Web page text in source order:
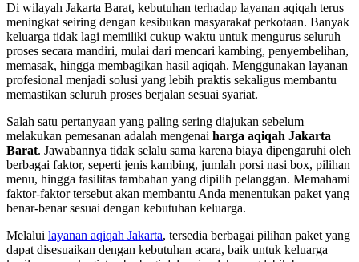
Di wilayah Jakarta Barat, kebutuhan terhadap layanan aqiqah terus
meningkat seiring dengan kesibukan masyarakat perkotaan. Banyak
keluarga tidak lagi memiliki cukup waktu untuk mengurus seluruh
proses secara mandiri, mulai dari mencari kambing, penyembelihan,
memasak, hingga membagikan hasil aqiqah. Menggunakan layanan
profesional menjadi solusi yang lebih praktis sekaligus membantu
memastikan seluruh proses berjalan sesuai syariat.
Salah satu pertanyaan yang paling sering diajukan sebelum
melakukan pemesanan adalah mengenai harga aqiqah Jakarta
Barat. Jawabannya tidak selalu sama karena biaya dipengaruhi oleh
berbagai faktor, seperti jenis kambing, jumlah porsi nasi box, pilihan
menu, hingga fasilitas tambahan yang dipilih pelanggan. Memahami
faktor-faktor tersebut akan membantu Anda menentukan paket yang
benar-benar sesuai dengan kebutuhan keluarga.
Melalui layanan aqiqah Jakarta, tersedia berbagai pilihan paket yang
dapat disesuaikan dengan kebutuhan acara, baik untuk keluarga